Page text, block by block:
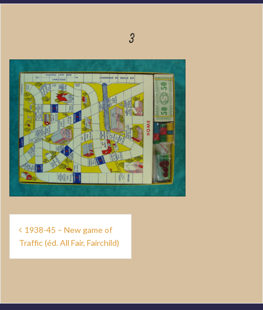
3
Navigation
de
l’article
1938-45 – New game of
Traffic (éd. All Fair, Fairchild)